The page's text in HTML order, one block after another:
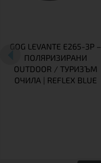
GOG LEVANTE E265-3P –
ПОЛЯРИЗИРАНИ
OUTDOOR / ТУРИЗЪМ
ОЧИЛА | REFLEX BLUE